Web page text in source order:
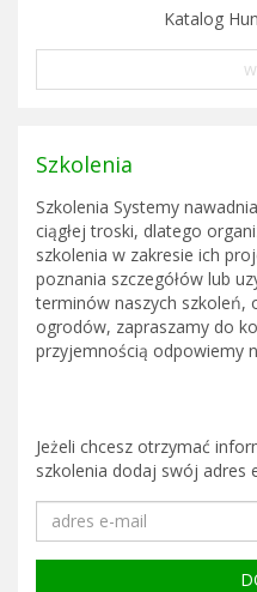
Katalog
Szkolenia
Szkolenia Systemy
ciągłej troski, dlatego
szkolenia w zakresie ich
poznania szczegółów lub
terminów naszych szkoleń,
ogrodów, zapraszamy do
przyjemnością odpowiemy
Jeżeli chcesz otrzymać
szkolenia dodaj swój adres